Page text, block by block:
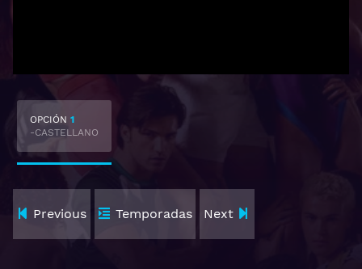
OPCIÓN 1
-CASTELLANO
Previous Temporadas Next